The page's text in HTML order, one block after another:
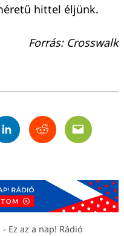
hittel éljünk.
Forrás: Crosswalk
LinkedinRedditEmail
Ez az a nap! Rádió